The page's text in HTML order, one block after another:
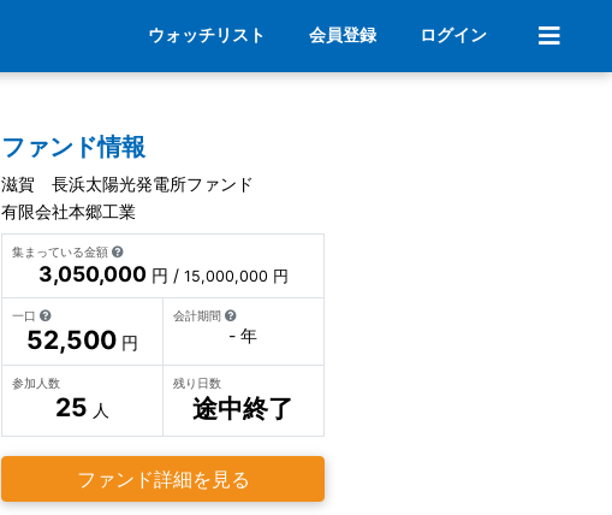
ウォッチリスト 会員登録 ログイン
ファンド情報
滋賀 長浜太陽光発電所ファンド
有限会社本郷工業
集まっている金額
3,050,000円 / 15,000,000 円
一口
52,500円
会計期間
- 年
参加人数
25 人
残り日数
途中終了
ファンド詳細を見る